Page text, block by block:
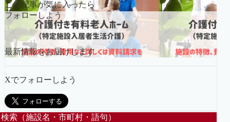
この記事が気に入ったら
フォローしよう
最新情報をお届けします
Xでフォローしよう
検索（施設名・市町村・語句）